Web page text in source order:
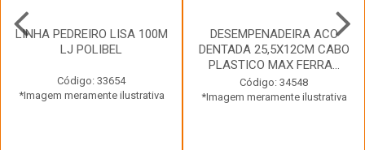
LINHA PEDREIRO LISA 100M
LJ POLIBEL
Código: 33654
*Imagem meramente ilustrativa
DESEMPENADEIRA ACO
DENTADA 25,5X12CM CABO
PLASTICO MAX FERRA...
Código: 34548
*Imagem meramente ilustrativa